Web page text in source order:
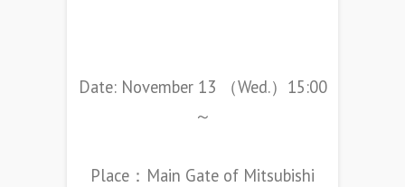
Date: November 13 （Wed.）15:00
～
Place：Main Gate of Mitsubishi